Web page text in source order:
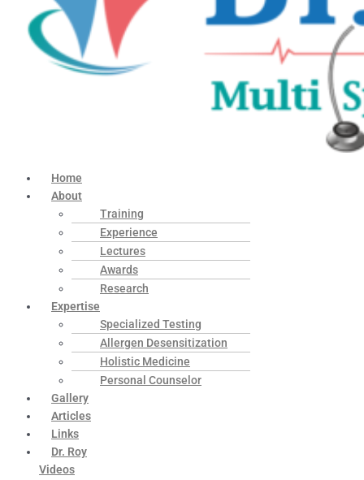
Home
About
Training
Experience
Lectures
Awards
Research
Expertise
Specialized Testing
Allergen Desensitization
Holistic Medicine
Personal Counselor
Gallery
Articles
Links
Dr. Roy
Videos